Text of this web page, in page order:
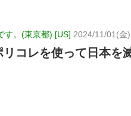
す。(東京都) [US] 2024/11/01(金
コレを使って日本を